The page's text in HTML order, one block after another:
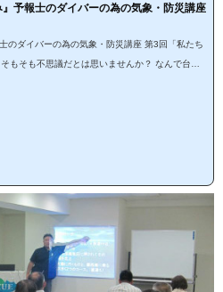
予報士のダイバーの為の気象・防災講座
のダイバーの為の気象・防災講座 第3回「私たち
もそも不思議だとは思いませんか？ なんで台風